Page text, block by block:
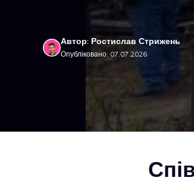
Автор: Ростислав Стрижень
Опубліковано: 07.07.2026